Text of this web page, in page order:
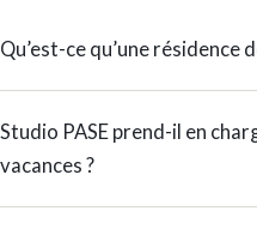
Qu’est-ce qu’une résidence
Studio PASE prend-il en
vacances ?